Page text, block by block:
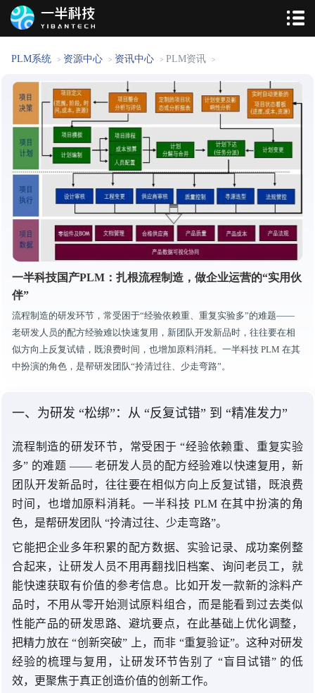
PLM系统 > 资源中心 > 资讯中心 > PLM资讯 >
一半科技国产PLM：扎根流程制造，做企业运营的“实用伙
伴”
流程制造的研发环节，常受困于“经验依赖重、重复实验多”的难题——
老研发人员的配方经验难以快速复用，新团队开发新品时，往往要在相
似方向上反复试错，既浪费时间，也增加原料消耗。一半科技 PLM 在其
中扮演的角色，是帮研发团队“拎清过往、少走弯路”。
一、为研发 “松绑”： 从 “反复试错” 到 “精准发力”
流程制造的研发环节，常受困 于 “经验依赖重、重复实验
多” 的难题 —— 老研发人员的配方经验难以快速复用，新
团队开发新品时，往往要在相似方向上反复试错，既浪费
时间，也增加原料消耗。一半科技 PLM 在其中扮演的角
色，是帮研发 团队 “拎清过往、少走弯路”。
它能把企业多年积累的配方数据、实验记录、成功案例整
合起来，让研发人员不用再翻找旧档案、询问老员工，就
能快速获取有价值的参考信息。比如开发一款新的涂料产
品时，不用从零开始测试原料组合，而是能看到过去类似
性能产品的研发思路、避坑要点，在此基础上优化调整，
把精力放在 “创新突破” 上 ，而非 “重复验证”。这种对研发
经验的梳理与复用，让研发环节告别 了 “盲目试错” 的低
效，更聚焦于真正创造价值的创新工作。